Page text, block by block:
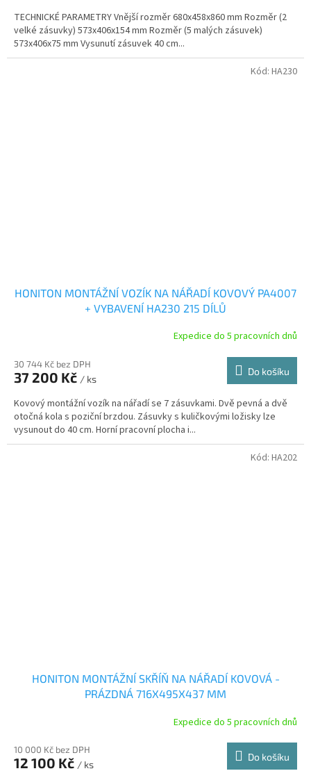
TECHNICKÉ PARAMETRY Vnější rozměr 680x458x860 mm Rozměr (2
velké zásuvky) 573x406x154 mm Rozměr (5 malých zásuvek)
573x406x75 mm Vysunutí zásuvek 40 cm...
HONITON MONTÁŽNÍ VOZÍK NA NÁŘADÍ KOVOVÝ PA4007
+ VYBAVENÍ HA230 215 DÍLŮ
Expedice do 5 pracovních dnů
30 744 Kč bez DPH
37 200 Kč / ks
Do košíku
Kovový montážní vozík na nářadí se 7 zásuvkami. Dvě pevná a dvě
otočná kola s poziční brzdou. Zásuvky s kuličkovými ložisky lze
vysunout do 40 cm. Horní pracovní plocha i...
Kód: HA230
HONITON MONTÁŽNÍ SKŘÍŇ NA NÁŘADÍ KOVOVÁ -
PRÁZDNÁ 716X495X437 MM
Expedice do 5 pracovních dnů
10 000 Kč bez DPH
12 100 Kč / ks
Do košíku
Kód: HA202